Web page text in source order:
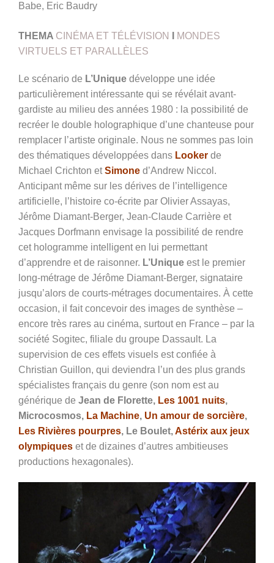
Babe, Eric Baudry
THEMA CINÉMA ET TÉLÉVISION
MONDES
VIRTUELS ET PARALLÈLES
Le scénario de L’Unique développe une idée
particulièrement intéressante qui se révélait avant-
gardiste au milieu des années 1980 : la possibilité de
recréer le double holographique d’une chanteuse pour
remplacer l’artiste originale. Nous ne sommes pas loin
des thématiques développées dans Looker de
Michael Crichton etSimone d’Andrew Niccol.
Anticipant même sur les dérives de l’intelligence
artificielle, l’histoire co-écrite par Olivier Assayas,
Jérôme Diamant-Berger, Jean-Claude Carrière et
Jacques Dorfmann envisage la possibilité de rendre
cet hologramme intelligent en lui permettant
d’apprendre et de raisonner. L’Unique est le premier
long-métrage de Jérôme Diamant-Berger, signataire
jusqu’alors de courts-métrages documentaires. À cette
occasion, il fait concevoir des images de synthèse –
encore très rares au cinéma, surtout en France – par la
société Sogitec, filiale du groupe Dassault. La
supervision de ces effets visuels est confiée à
Christian Guillon, qui deviendra l’un des plus grands
spécialistes français du genre (son nom est au
générique de Jean de Florette, Les 1001 nuits,
Microcosmos, La Machine, Un amour de sorcière,
Les Rivières pourpres, Le Boulet,Astérix aux jeux
olympiques et de dizaines d’autres ambitieuses
productions hexagonales).